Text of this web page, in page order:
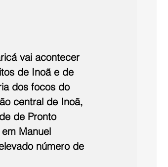
vai acontecer
de Inoã e de
dos focos do
central de Inoã,
de Pronto
Manuel
número de